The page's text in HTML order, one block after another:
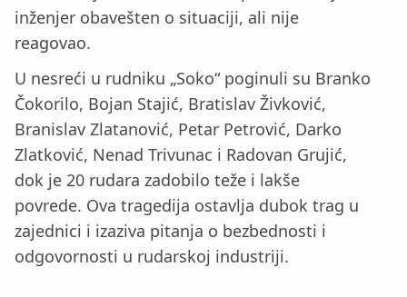
inženjer obavešten o situaciji, ali nije
reagovao.
U nesreći u rudniku „Soko“ poginuli su Branko
Čokorilo, Bojan Stajić, Bratislav Živković,
Branislav Zlatanović, Petar Petrović, Darko
Zlatković, Nenad Trivunac i Radovan Grujić,
dok je 20 rudara zadobilo teže i lakše
povrede. Ova tragedija ostavlja dubok trag u
zajednici i izaziva pitanja o bezbednosti i
odgovornosti u rudarskoj industriji.